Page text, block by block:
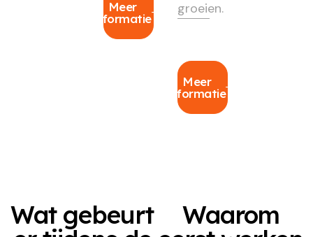
Meer
informatie
groeien.
Meer
informatie
Wat gebeurt Waarom